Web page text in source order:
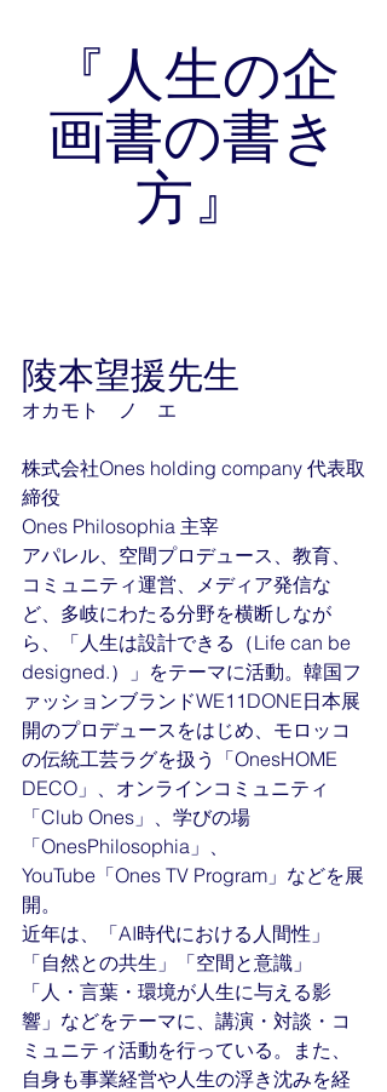
『人生の企
画書の書き
方』
陵本望援先生
オカモト　ノ　エ
株式会社Ones holding company 代表取
締役
Ones Philosophia 主宰
アパレル、空間プロデュース、教育、
コミュニティ運営、メディア発信な
ど、多岐にわたる分野を横断しなが
ら、「人生は設計できる（Life can be
designed.）」をテーマに活動。韓国フ
ァッションブランドWE11DONE日本展
開のプロデュースをはじめ、モロッコ
の伝統工芸ラグを扱う「OnesHOME
DECO」、オンラインコミュニティ
「Club Ones」、学びの場
「OnesPhilosophia」、
YouTube「Ones TV Program」などを展
開。
近年は、「AI時代における人間性」
「自然との共生」「空間と意識」
「人・言葉・環境が人生に与える影
響」などをテーマに、講演・対談・コ
ミュニティ活動を行っている。また、
自身も事業経営や人生の浮き沈みを経